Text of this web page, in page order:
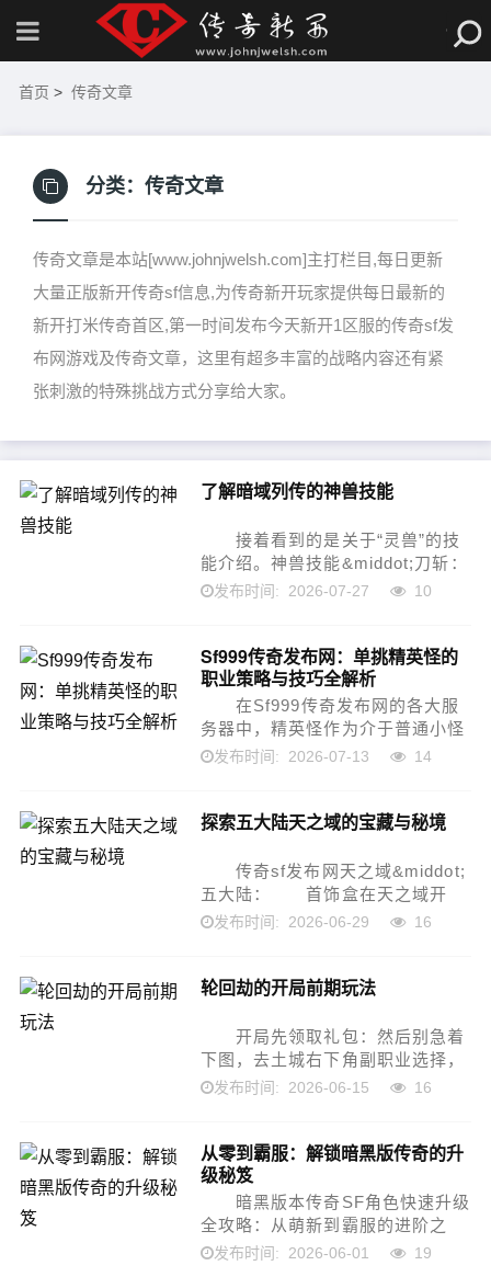
首页 > 传奇文章
分类： 传奇文章
传奇文章是本站[www.johnjwelsh.com]主打栏目,每日更新
大量正版新开传奇sf信息,为传奇新开玩家提供每日最新的
新开打米传奇首区,第一时间发布今天新开1区服的传奇sf发
布网游戏及传奇文章，这里有超多丰富的战略内容还有紧
张刺激的特殊挑战方式分享给大家。
了解暗域列传的神兽技能
接着看到的是关于“灵兽”的技
能介绍。神兽技能&middot;刀斩：
天灵麒麟兽：打怪掉血5万。炽热
怪掉血20。...
发布时间: 2026-07-27 10
Sf999传奇发布网：单挑精英怪的
职业策略与技巧全解析
在Sf999传奇发布网的各大服
务器中，精英怪作为介于普通小怪
与世界BOSS之间的特殊存在，不
检验个人操作与装备...
发布时间: 2026-07-13 14
探索五大陆天之域的宝藏与秘境
传奇sf发布网天之域&middot;
五大陆： 首饰盒在天之域开
启，旧日之所需要解封、里面有一
号使者、时装铭刻NPC...
发布时间: 2026-06-29 16
轮回劫的开局前期玩法
开局先领取礼包：然后别急着
下图，去土城右下角副职业选择，
选择第一个御兽师，可以多召唤一
心)。 然后可以去右下...
发布时间: 2026-06-15 16
从零到霸服：解锁暗黑版传奇的升
级秘笈
暗黑版本传奇SF角色快速升级
全攻略：从萌新到霸服的进阶之
路 在暗黑版本的传奇私服中，
发布时间: 2026-06-01 19